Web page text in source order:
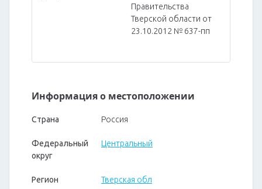
Правительства
Тверской области от
23.10.2012 № 637-пп
Информация о местоположении
Страна Россия
Федеральный
округ
Центральный
Регион Тверская обл